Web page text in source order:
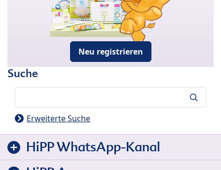
Neu registrieren
Suche
Erweiterte Suche
HiPP WhatsApp-Kanal